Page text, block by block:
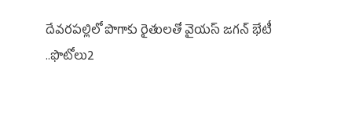
దేవరపల్లిలో పొగాకు రైతులతో వైయస్ జగన్ భేటీ
..ఫొటోలు2